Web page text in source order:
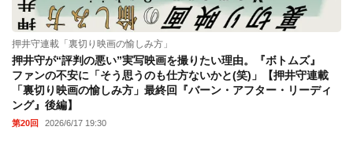
押井守連載「裏切り映画の愉しみ方」
押井守が“評判の悪い”実写映画を撮りたい理由。『ボトムズ』
ファンの不安に「そう思うのも仕方ないかと(笑)」【押井守連載
「裏切り映画の愉しみ方」最終回『バーン・アフター・リーディ
ング』後編】
第20回 2026/6/17 19:30